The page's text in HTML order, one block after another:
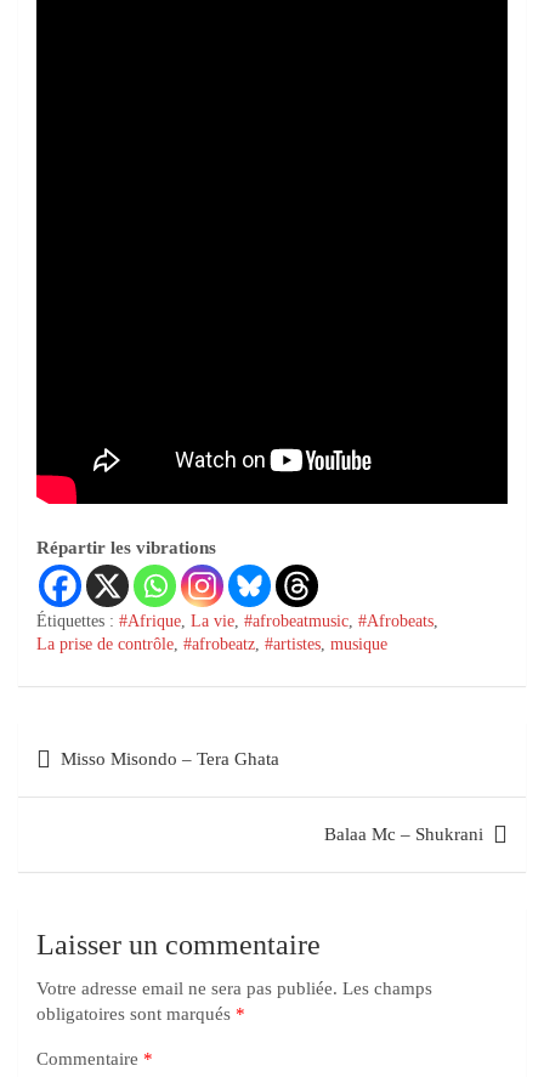
Répartir les vibrations
Étiquettes : #Afrique, La vie, #afrobeatmusic, #Afrobeats,
La prise de contrôle, #afrobeatz, #artistes, musique
Misso Misondo – Tera Ghata
Balaa Mc – Shukrani
Laisser un commentaire
Votre adresse email ne sera pas publiée. Les champs
obligatoires sont marqués *
Commentaire *